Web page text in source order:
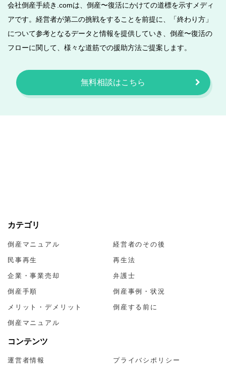
会社倒産手続き.comは、倒産〜復活にかけての道標を示すメディ
アです。経営者が第二の挑戦をすることを前提に、「終わり方」
について参考となるデータと情報を提供していき、倒産〜復活の
フローに関して、様々な道筋での援助方法ご提案します。
無料相談はこちら
カテゴリ
倒産マニュアル 経営者のその後
民事再生 再生法
企業・事業売却 弁護士
倒産手順 倒産事例・状況
メリット・デメリット 倒産する前に
倒産マニュアル
コンテンツ
運営者情報 プライバシポリシー